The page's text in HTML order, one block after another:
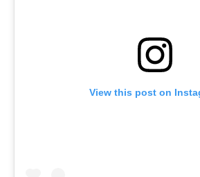
View this post on